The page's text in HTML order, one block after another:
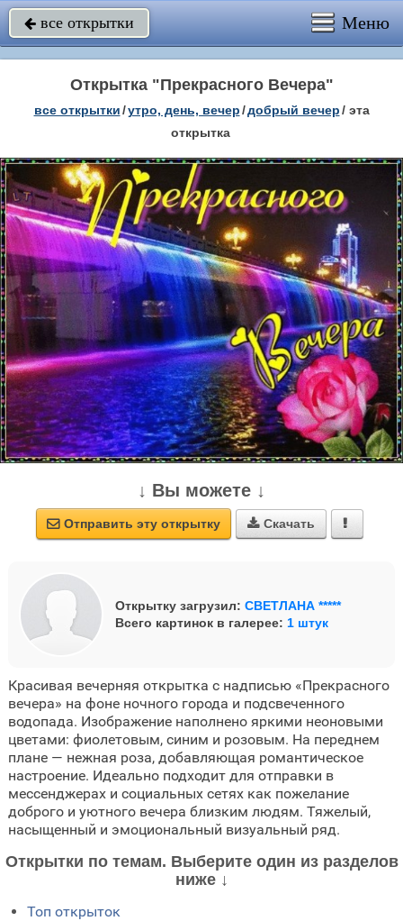
 все открытки Меню
Открытка "Прекрасного Вечера"
все открытки/утро, день, вечер/добрый вечер/ эта
открытка
↓ Вы можете ↓
 Отправить эту открытку  Скачать 
Открытку загрузил: СВЕТЛАНА *****
Всего картинок в галерее: 1 штук
Красивая вечерняя открытка с надписью «Прекрасного
вечера» на фоне ночного города и подсвеченного
водопада. Изображение наполнено яркими неоновыми
цветами: фиолетовым, синим и розовым. На переднем
плане — нежная роза, добавляющая романтическое
настроение. Идеально подходит для отправки в
мессенджерах и социальных сетях как пожелание
доброго и уютного вечера близким людям. Тяжелый,
насыщенный и эмоциональный визуальный ряд.
Открытки по темам. Выберите один из разделов
ниже ↓
Топ открыток